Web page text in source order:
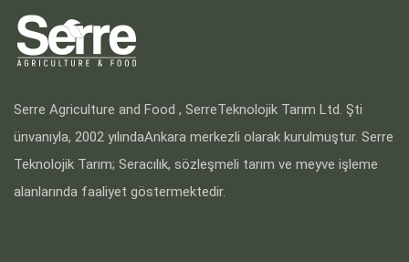
Serre Agriculture and Food , SerreTeknolojik Tarım Ltd. Şti
ünvanıyla, 2002 yılındaAnkara merkezli olarak kurulmuştur. Serre
Teknolojik Tarım; Seracılık, sözleşmeli tarım ve meyve işleme
alanlarında faaliyet göstermektedir.